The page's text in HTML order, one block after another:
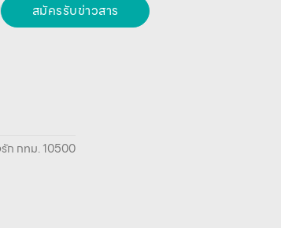
สมัครรับข่าวสาร
ก กทม. 10500